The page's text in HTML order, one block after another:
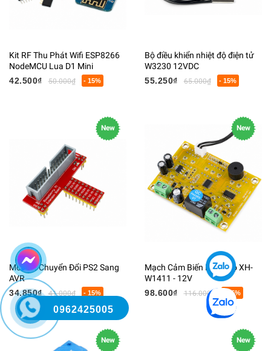
Kit RF Thu Phát Wifi ESP8266
NodeMCU Lua D1 Mini
42.500₫
50.000₫ - 15%
Bộ điều khiển nhiệt độ điện tử
W3230 12VDC
55.250₫
65.000₫ - 15%
New
Module Chuyển Đổi PS2 Sang
AVR
34.850₫
41.000₫ - 15%
New
Mạch Cảm Biến Nhiệt Độ XH-
W1411 - 12V
98.600₫
116.000₫ - 15%
New New
0962425005